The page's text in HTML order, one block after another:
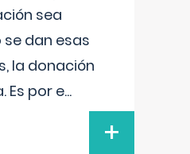
sea
se dan esas
la donación
Es por e...
+